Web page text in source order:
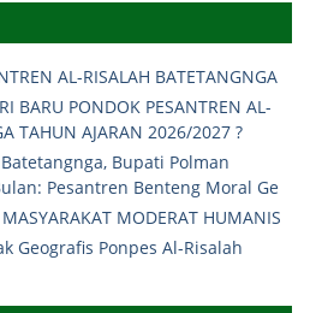
AL-RISALAH BATETANGNGA
BARU PONDOK PESANTREN AL-
TAHUN AJARAN 2026/2027 ?
Bupati Polman
Pesantren Benteng Moral Ge
MASYARAKAT MODERAT HUMANIS
Geografis Ponpes Al-Risalah